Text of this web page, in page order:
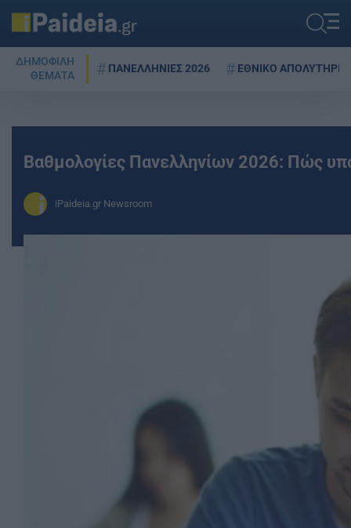
ΔΗΜΟΦΙΛΗ
ΘΕΜΑΤΑ
ΠΑΝΕΛΛΗΝΙΕΣ 2026 ΕΘΝΙΚΟ ΑΠΟΛΥΤΗΡΙΟ
Βαθμολογίες Πανελληνίων 2026: Πώς
iPaideia.gr Newsroom